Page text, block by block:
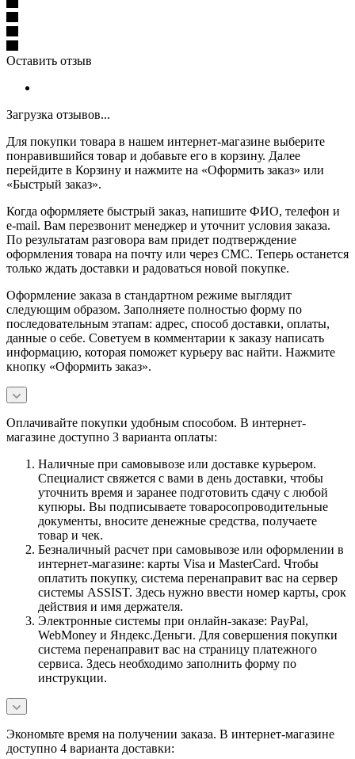
Оставить отзыв
Загрузка отзывов...
Для покупки товара в нашем интернет-магазине выберите
понравившийся товар и добавьте его в корзину. Далее
перейдите в Корзину и нажмите на «Оформить заказ» или
«Быстрый заказ».
Когда оформляете быстрый заказ, напишите ФИО, телефон и
e-mail. Вам перезвонит менеджер и уточнит условия заказа.
По результатам разговора вам придет подтверждение
оформления товара на почту или через СМС. Теперь останется
только ждать доставки и радоваться новой покупке.
Оформление заказа в стандартном режиме выглядит
следующим образом. Заполняете полностью форму по
последовательным этапам: адрес, способ доставки, оплаты,
данные о себе. Советуем в комментарии к заказу написать
информацию, которая поможет курьеру вас найти. Нажмите
кнопку «Оформить заказ».
Оплачивайте покупки удобным способом. В интернет-
магазине доступно 3 варианта оплаты:
Наличные при самовывозе или доставке курьером.
Специалист свяжется с вами в день доставки, чтобы
уточнить время и заранее подготовить сдачу с любой
купюры. Вы подписываете товаросопроводительные
документы, вносите денежные средства, получаете
товар и чек.
Безналичный расчет при самовывозе или оформлении в
интернет-магазине: карты Visa и MasterCard. Чтобы
оплатить покупку, система перенаправит вас на сервер
системы ASSIST. Здесь нужно ввести номер карты, срок
действия и имя держателя.
Электронные системы при онлайн-заказе: PayPal,
WebMoney и Яндекс.Деньги. Для совершения покупки
система перенаправит вас на страницу платежного
сервиса. Здесь необходимо заполнить форму по
инструкции.
Экономьте время на получении заказа. В интернет-магазине
доступно 4 варианта доставки: